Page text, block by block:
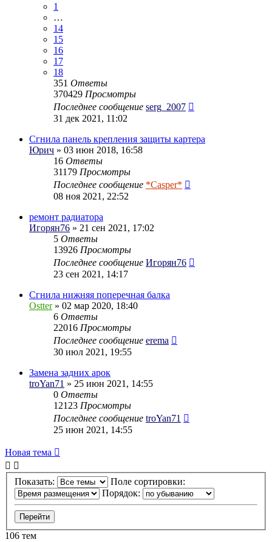
1
…
14
15
16
17
18
351 Ответы
370429 Просмотры
Последнее сообщение serg_2007
31 дек 2021, 11:02
Сгнила панель крепления защиты картера
Юрич » 03 июн 2018, 16:58
16 Ответы
31179 Просмотры
Последнее сообщение *Casper*
08 ноя 2021, 22:52
ремонт радиатора
Игорян76 » 21 сен 2021, 17:02
5 Ответы
13926 Просмотры
Последнее сообщение Игорян76
23 сен 2021, 14:17
Сгнила нижняя поперечная балка
Ostter» 02 мар 2020, 18:40
6 Ответы
22016 Просмотры
Последнее сообщение erema
30 июл 2021, 19:55
Замена задних арок
troYan71 » 25 июн 2021, 14:55
0 Ответы
12123 Просмотры
Последнее сообщение troYan71
25 июн 2021, 14:55
Новая тема
Показать:
Поле сортировки:
Порядок:
106 тем